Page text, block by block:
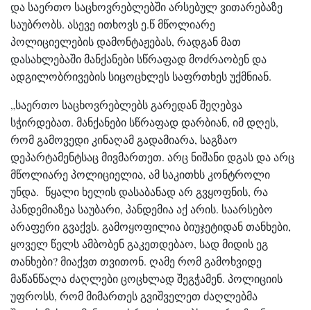
და საერთო საცხოვრებლებში არსებულ ვითარებაზე
საუბრობს. ასევე ითხოვს ე.წ მწოლიარე
პოლიციელების დამონტაჟებას, რადგან მათ
დასახლებაში მანქანები სწრაფად მოძრაობენ და
ადგილობრივების სიცოცხლეს საფრთხეს უქმნიან.
„საერთო საცხოვრებლებს გარედან შეღებვა
სჭირდებათ. მანქანები სწრაფად დარბიან, იმ დღეს,
რომ გამოვედი კინაღამ გადამიარა, საგზაო
დეპარტამენტსაც მივმართეთ. არც ნიშანი დგას და არც
მწოლიარე პოლიციელია, ამ საკითხს კონტროლი
უნდა. წყალი ხელის დასაბანად არ გვყოფნის, რა
პანდემიაზეა საუბარი, პანდემია აქ არის. საარსებო
არაფერი გვაქვს. გამოყოფილია ბიუჯეტიდან თანხები,
ყოველ წელს ამბობენ გაკეთდებაო, სად მიდის ეგ
თანხები? მიაქვთ თვითონ. ღამე რომ გამოხვიდე
მაწანწალა ძაღლები ცოცხლად შეგჭამენ. პოლიციის
უფროსს, რომ მიმართეს გვიშველეთ ძაღლებმა